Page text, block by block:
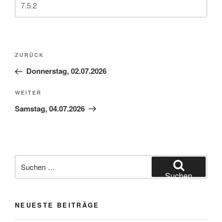
Beitragsnavigation
Vorheriger
Beitrag
ZURÜCK
Donnerstag, 02.07.2026
Nächster
Beitrag
WEITER
Samstag, 04.07.2026
nach:
Suchen
NEUESTE BEITRÄGE